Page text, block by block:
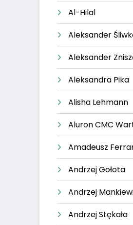
Al-Hilal
Aleksander
Aleksander
Aleksandra Pika
Alisha Lehmann
Aluron CMC
Amadeusz
Andrzej Gołota
Andrzej
Andrzej Stękała